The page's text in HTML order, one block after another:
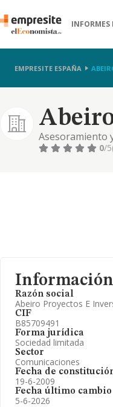
INFORMES
EMPRESITE ESPAÑA
Asesoramiento
instituciones 0/5
Razón social
Abeiro Proyectos E
CIF
B85709491
Forma jurídica
Sociedad limitada
Sector
Comunicaciones
Fecha de
19-6-2009
Fecha último cambio
5-6-2026